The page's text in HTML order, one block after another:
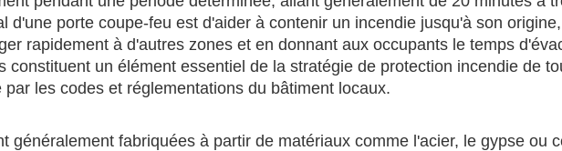
d'une porte coupe-feu est d'aider à contenir un incendie jusqu'à son
rapidement à d'autres zones et en donnant aux occupants le temps
constituent un élément essentiel de la stratégie de protection incendie de
les codes et réglementations du bâtiment locaux.
généralement fabriquées à partir de matériaux comme l'acier, le gypse ou